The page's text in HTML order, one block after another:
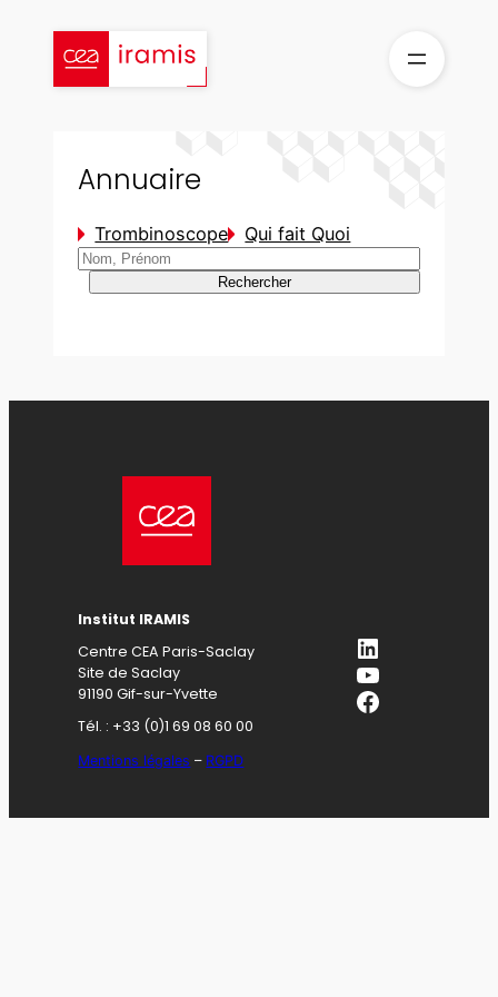
contenu
Annuaire
Trombinoscope Qui fait Quoi
Rechercher
Institut IRAMIS
Centre CEA Paris-Saclay
Site de Saclay
91190 Gif-sur-Yvette
Tél. : +33 (0)1 69 08 60 00
Mentions légales – RGPD
LinkedIn
YouTube
Facebook